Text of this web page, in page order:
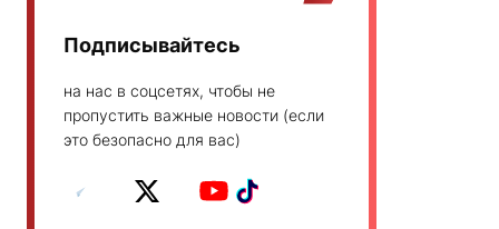
Подписывайтесь
на нас в соцсетях, чтобы не
пропустить важные новости (если
это безопасно для вас)